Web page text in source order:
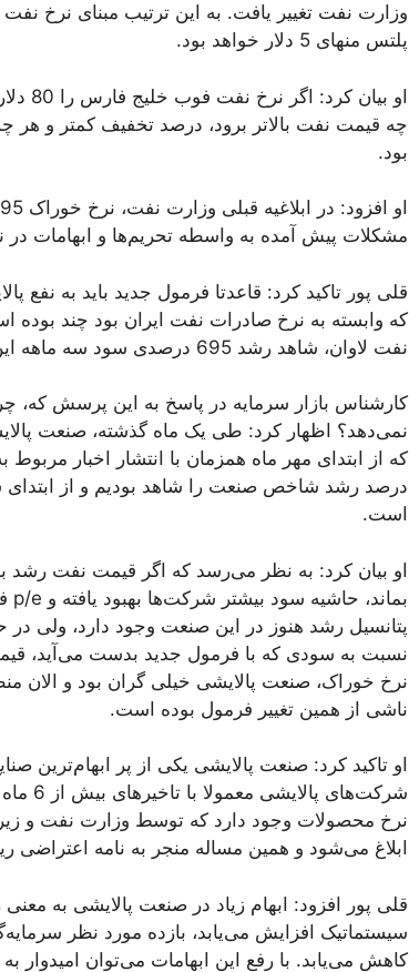
وزارت نفت تغییر یافت. به این ترتیب مبنای نرخ
پلتس منهای 5 دلار خواهد بود.
چه قیمت نفت بالاتر برود، درصد تخفیف کمتر و
بود.
مشکلات پیش آمده به واسطه تحریم‌ها و ابهامات در
قلی پور تاکید کرد: قاعدتا فرمول جدید باید به
که وابسته به نرخ صادرات نفت ایران بود چند
نفت لاوان، شاهد رشد 695 درصدی سود سه ماهه این شرکت نسبت به سه ماهه 1399 بودیم.
کارشناس بازار سرمایه در پاسخ به این پرسش که،
نمی‌دهد؟ اظهار کرد: طی یک ماه گذشته، صنعت
است.
پتانسیل رشد هنوز در این صنعت وجود دارد، ولی
نسبت به سودی که با فرمول جدید بدست می‌آید،
نرخ خوراک، صنعت پالایشی خیلی گران بود و
ناشی از همین تغییر فرمول بوده است.
او تاکید کرد: صنعت پالایشی یکی از پر
نرخ محصولات وجود دارد که توسط وزارت نفت و
ابلاغ می‌شود و همین مساله منجر به نامه
قلی پور افزود: ابهام زیاد در صنعت پالایشی به
سیستماتیک افزایش می‌یابد، بازده مورد نظر
کاهش می‌یابد. با رفع این ابهامات می‌توان امیدوار